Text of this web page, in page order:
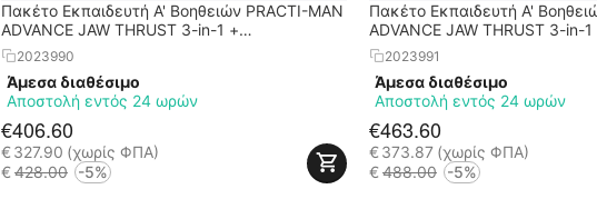
Πακέτο Εκπαιδευτή Α' Βοηθειών PRACTI-MAN
ADVANCE JAW THRUST 3-in-1 +
Εκπαιδευτικός Απινιδωτής XFT 120C+
2023990
Άμεσα διαθέσιμο
Αποστολή εντός 24 ωρών
€406.60
€327.90 (χωρίς ΦΠΑ)
€428.00 -5%
Πακέτο Εκπαιδευτή Α'
ADVANCE JAW THRUST 3-in-1
Εκπαιδευτικός Απινιδωτής
2023991
Άμεσα διαθέσιμο
Αποστολή εντός 24 ωρών
€463.60
€373.87 (χωρίς ΦΠΑ)
€488.00 -5%